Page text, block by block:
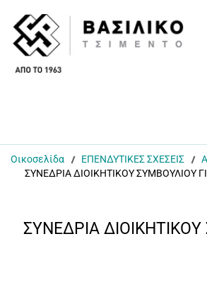
Οικοσελίδα ΕΠΕΝΔΥΤΙΚΕΣ ΣΧΕΣΕΙΣ
ΣΥΝΕΔΡΙΑ ΔΙΟΙΚΗΤΙΚΟΥ ΣΥΜΒΟΥΛΙΟΥ
ΣΥΝΕΔΡΙΑ